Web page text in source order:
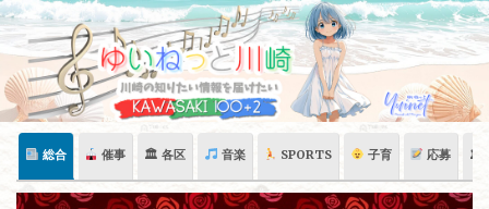
Skip
content
総合 催事 🏛 各区 音楽 SPORTS 子育 応募 🏛